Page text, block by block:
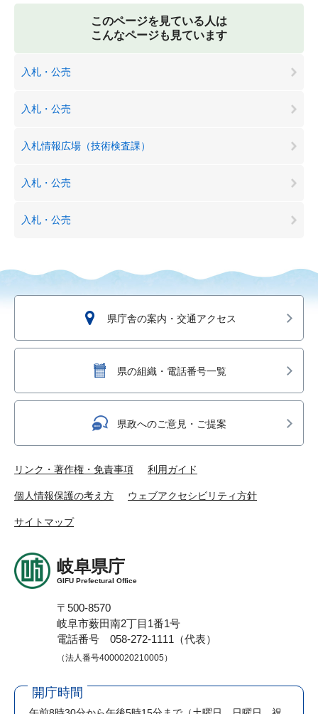
このページを見ている人は
こんなページも見ています
入札・公売
入札・公売
入札情報広場（技術検査課）
入札・公売
入札・公売
県庁舎の案内・交通アクセス
県の組織・電話番号一覧
県政へのご意見・ご提案
リンク・著作権・免責事項 利用ガイド
個人情報保護の考え方 ウェブアクセシビリティ方針
サイトマップ
岐阜県庁
GIFU Prefectural Office
〒500-8570
岐阜市薮田南2丁目1番1号
電話番号 058-272-1111（代表）
（法人番号4000020210005）
開庁時間